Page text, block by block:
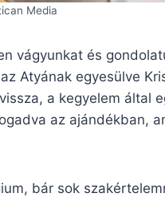
Media
vágyunkat és
Atyának egyesülve
a kegyelem által
az ajándékban,
bár sok